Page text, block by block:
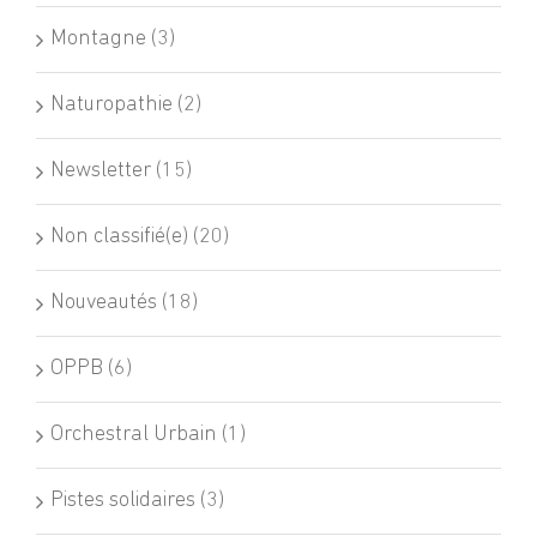
Montagne (3)
Naturopathie (2)
Newsletter (15)
Non classifié(e) (20)
Nouveautés (18)
OPPB (6)
Orchestral Urbain (1)
Pistes solidaires (3)